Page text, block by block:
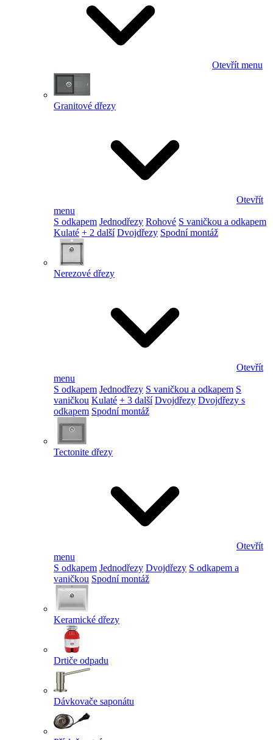
Otevřít menu
Granitové dřezy
Otevřít
menu
S odkapem Jednodřezy Rohové S vaničkou a odkapem
Kulaté + 2 další Dvojdřezy Spodní montáž
Nerezové dřezy
Otevřít
menu
S odkapem Jednodřezy S vaničkou a odkapem S
vaničkou Kulaté + 3 další Dvojdřezy Dvojdřezy s
odkapem Spodní montáž
Tectonite dřezy
Otevřít
menu
S odkapem Jednodřezy Dvojdřezy S odkapem a
vaničkou Spodní montáž
Keramické dřezy
Drtiče odpadu
Dávkovače saponátu